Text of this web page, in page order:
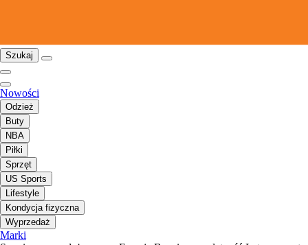
Szukaj
Nowości
Odzież
Buty
NBA
Piłki
Sprzęt
US Sports
Lifestyle
Kondycja fizyczna
Wyprzedaż
Marki